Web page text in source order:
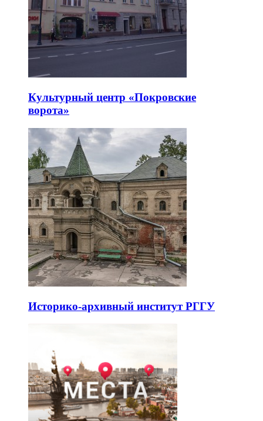
Культурный центр «Покровские
ворота»
Историко-архивный институт РГГУ